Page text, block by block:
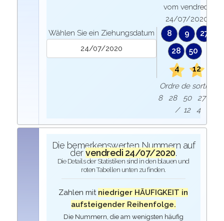
Wählen Sie ein Ziehungsdatum
vom vendredi
24/07/2020
8 9
27
28
50
4
12
Ordre de sortie :
8 28 50 27 9
/ 12 4
Die bemerkenswerten Nummern auf
dervendredi 24/07/2020.
Die Details der Statistiken sind in den blauen und
roten Tabellen unten zu finden.
Zahlen mit niedriger HÄUFIGKEIT in
aufsteigender Reihenfolge.
Die Nummern, die am wenigsten häufig